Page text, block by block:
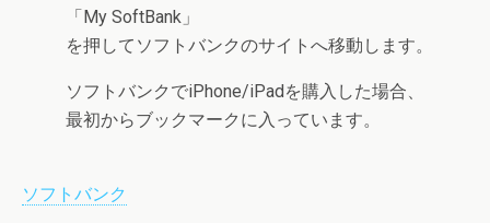
「My SoftBank 」
を押してソフトバンクのサイトへ移動します。
ソフトバンクでiPhone/iPadを購入した場合、
最初からブックマークに入っています。
ソフトバンク